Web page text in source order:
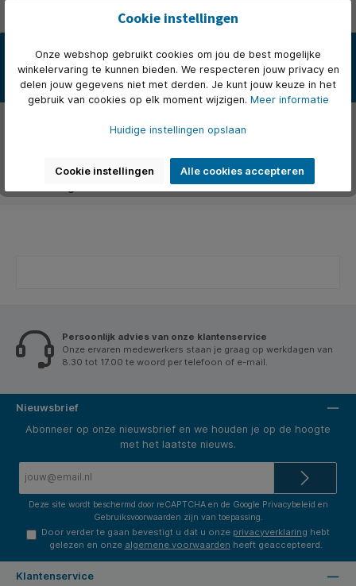
Beschrijving
* Navigator Presentation is een schitterende universele hoogwitte
papierkwaliteit en wordt vervaardigd met behulp van de nie… Meer
Persoonlijk advies van onze klantenservice
Onze ervaren medewerkers staan je graag op werkdagen van
8.30 tot 17.00 te woord per telefoon of e-mail.
Nieuwsbrief
Abonneer op onze nieuwsbrief en we houden je op de hoogte
met het laatste nieuws.
Deze site wordt beschermd door reCAPTCHA en de Google Privacybeleid en
Gebruiksvoorwaarden zijn van toepassing.
Door verder te gaan bevestigt u dat u onze privacyverklaring hebt
gelezen en onze algemene voorwaarden heeft geaccepteerd.
Klantenservice
Cookie instellingen
Onze webshop gebruikt cookies om jou de best mogelijke
winkelervaring te kunnen bieden. We respecteren jouw privacy en
delen jouw gegevens niet met derden. Je kunt jouw keuze in het
gebruik van cookies op elk moment wijzigen. Meer informatie
Huidige instellingen opslaan
Cookie instellingen Alle cookies accepteren